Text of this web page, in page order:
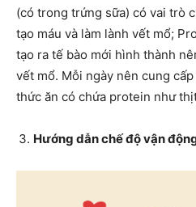
(có trong trứng sữa) có vai trò
tạo máu và làm lành vết mổ;
tạo ra tế bào mới hình thành
vết mổ. Mỗi ngày nên cung
thức ăn có chứa protein như
Hướng dẫn chế độ vận